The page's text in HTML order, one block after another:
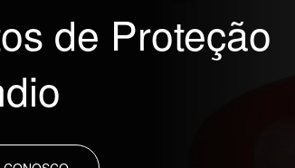
de Proteção